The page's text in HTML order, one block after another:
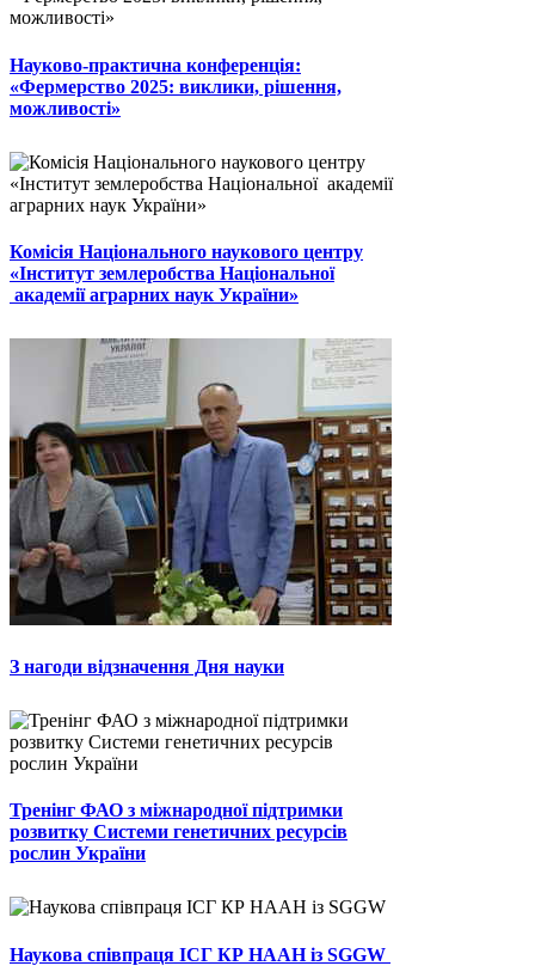
Науково-практична конференція:
«Фермерство 2025: виклики, рішення,
можливості»
Комісія Національного наукового центру
«Інститут землеробства Національної
академії аграрних наук України»
З нагоди відзначення Дня науки
Тренінг ФАО з міжнародної підтримки
розвитку Системи генетичних ресурсів
рослин України
Наукова співпраця ІСГ КР НААН із SGGW